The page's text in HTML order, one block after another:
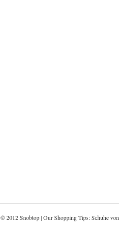
© 2012 Snobtop | Our Shopping Tips: Schuhe von